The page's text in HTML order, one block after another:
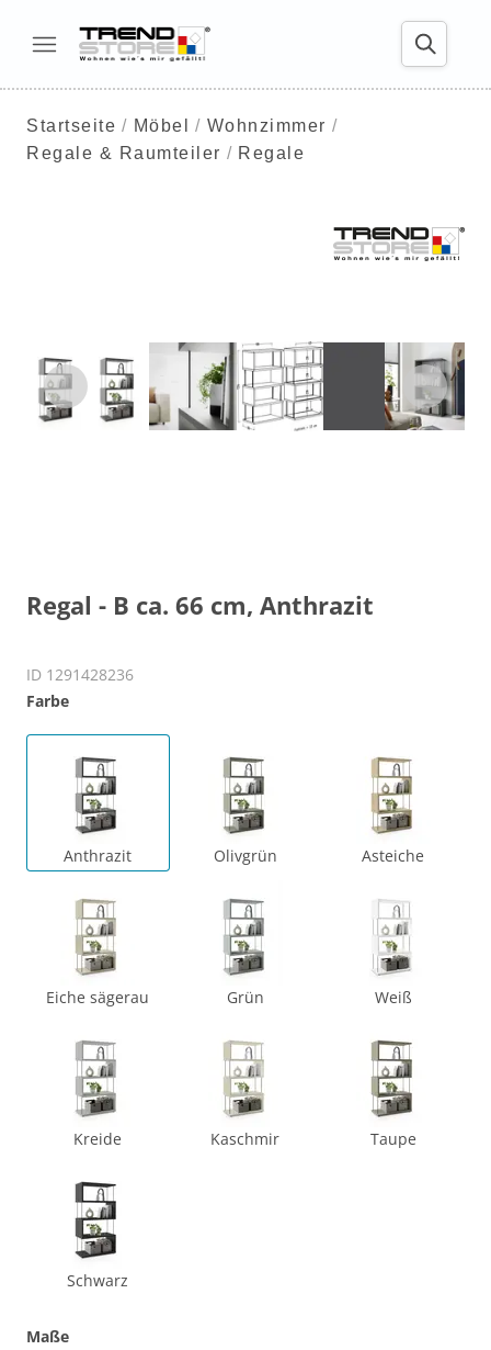
Startseite Möbel
Wohnzimmer
Regale & Raumteiler
Regale
Regal - B ca. 66 cm, Anthrazit
ID 1291428236
Farbe
Anthrazit Olivgrün Asteiche
Eiche sägerau Grün Weiß
Kreide Kaschmir Taupe
Schwarz
Maße